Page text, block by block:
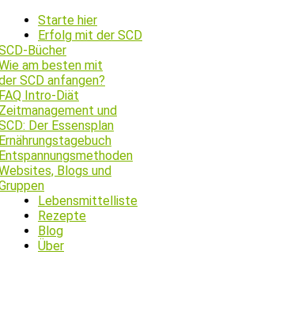
Starte hier
Erfolg mit der SCD
Bücher
am besten mit
SCD anfangen?
Intro-Diät
und
Der Essensplan
Blogs und
Lebensmittelliste
Rezepte
Blog
Über